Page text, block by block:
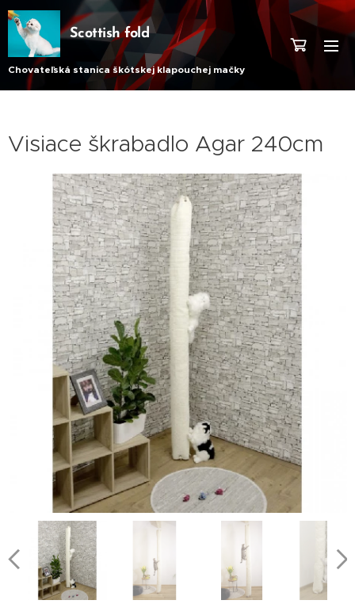
Scottish fold
Chovateľská stanica škótskej klapouchej mačky
Visiace škrabadlo Agar 240cm